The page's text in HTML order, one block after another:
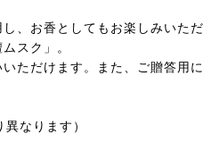
、お香としてもお楽しみいただ
スク」。
ただけます。また、ご贈答用に
異なります）